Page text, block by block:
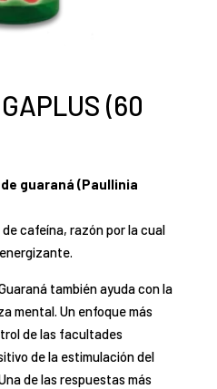
(60
guaraná (Paullinia
cafeína, razón por la cual
también ayuda con la
mental. Un enfoque más
de las facultades
de la estimulación del
de las respuestas más